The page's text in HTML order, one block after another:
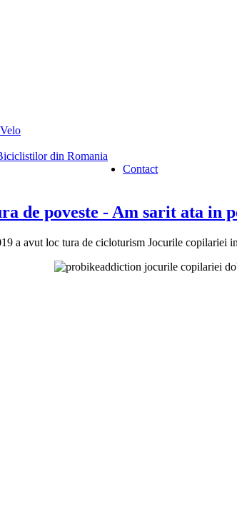
din Romania
Contact
de poveste - Am sarit ata in
a avut loc tura de cicloturism Jocurile copilariei